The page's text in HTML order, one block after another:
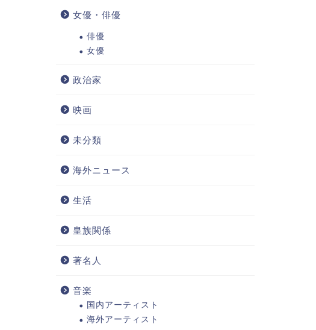
女優・俳優
俳優
女優
政治家
映画
未分類
海外ニュース
生活
皇族関係
著名人
音楽
国内アーティスト
海外アーティスト